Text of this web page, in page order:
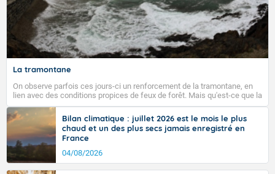
La tramontane
On observe parfois ces jours-ci un renforcement de la tramontane, en
lien avec des conditions propices de feux de forêt. Mais qu'est-ce que la
tramontane ? Quelles sont ses caractéristiques ? La tramontane est un
vent turbulent soufflant de secteur nord-ouest à nord, ou ouest à nord-
ouest, dans un secteur qui part du Roussillon à la vallée de l’Aude et à
l’ouest de l’Hérault. L’étymologie de ce vent vient du latin trasmontanus,
signifiant au-delà des monts, en allusion aux régions montagneuses
d’où provient ce vent.
Bilan climatique : juillet 2026 est le mois le plus
chaud et un des plus secs jamais enregistré en
France
04/08/2026